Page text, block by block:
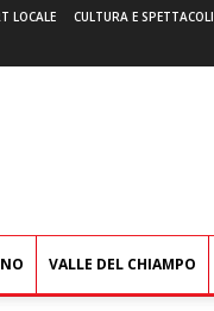
LOCALE CULTURA E SPETTACOLI
VALLE DEL CHIAMPO